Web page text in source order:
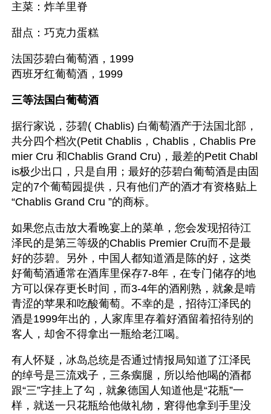
主菜：炸羊里脊
甜点：巧克力蛋糕
法国莎碧白葡萄酒，1999
西班牙红葡萄酒，1999
三等法国白葡萄酒
据行家说，莎碧( Chablis) 白葡萄酒产于法国北部，
共分四个档次(Petit Chablis，Chablis，Chablis Pre
mier Cru 和Chablis Grand Cru)，最差的Petit Chabl
is极少出口，只是自用；最好的莎碧白葡萄酒是由固
定的7个葡萄园提供，只有他们产的酒才有资格贴上
“Chablis Grand Cru ”的商标。
如果您点击放大看晚宴上的菜单，您会发现招待江
泽民的是第三等级的Chablis Premier Cru而不是最
好的莎碧。另外，中国人都知道酒是陈的好，这类
好葡萄酒通常在酒库里保存7-8年，在专门储存的地
方可以保存更长时间，而3-4年的酒刚熟，就象是啃
青涩的苹果和吃酸葡萄。不幸的是，招待江泽民的
酒是1999年出的，人家库里存着好酒留着招待别的
客人，却舍不得拿出一瓶给老江喝。
有人怀疑，冰岛总统是否通过情报局知道了江泽民
的绰号是三流戏子，三条瘸腿，所以给他喝的酒都
跟“三”字挂上了勾，就象德国人知道他是“花瓶”一
样，就送一只花瓶给他做礼物，窘得他拿到手里没